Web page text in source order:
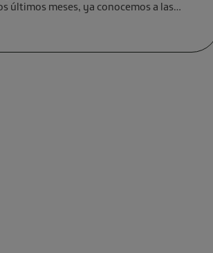
últimos meses, ya conocemos a las